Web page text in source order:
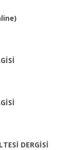
DERGİSİ